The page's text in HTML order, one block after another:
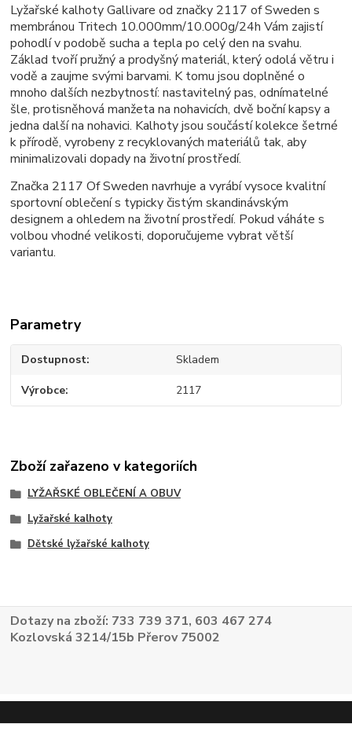
Lyžařské kalhoty Gallivare od značky 2117 of Sweden s
membránou Tritech 10.000mm/10.000g/24h Vám zajistí
pohodlí v podobě sucha a tepla po celý den na svahu.
Základ tvoří pružný a prodyšný materiál, který odolá větru i
vodě a zaujme svými barvami. K tomu jsou doplněné o
mnoho dalších nezbytností: nastavitelný pas, odnímatelné
šle, protisněhová manžeta na nohavicích, dvě boční kapsy a
jedna další na nohavici. Kalhoty jsou součástí kolekce šetrné
k přírodě, vyrobeny z recyklovaných materiálů tak, aby
minimalizovali dopady na životní prostředí.
Značka 2117 Of Sweden navrhuje a vyrábí vysoce kvalitní
sportovní oblečení s typicky čistým skandinávským
designem a ohledem na životní prostředí. Pokud váháte s
volbou vhodné velikosti, doporučujeme vybrat větší
variantu.
Parametry
Dostupnost Skladem
Výrobce 2117
Zboží zařazeno v kategoriích
LYŽAŘSKÉ OBLEČENÍ A OBUV
Lyžařské kalhoty
Dětské lyžařské kalhoty
Dotazy na zboží: 733 739 371, 603 467 274
Kozlovská 3214/15b Přerov 75002